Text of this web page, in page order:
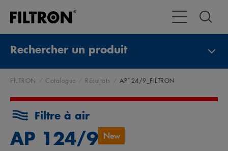
Toggle
Rechercher un produit
FILTRON Catalogue Résultats AP124/9_FILTRON
Filtre à air
AP 124/9 New